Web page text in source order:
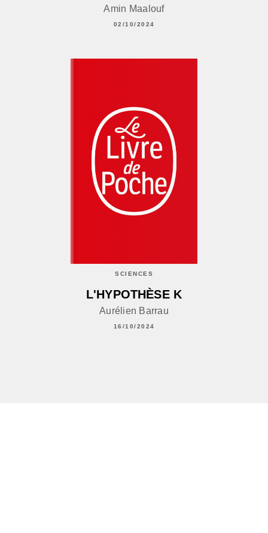
Amin Maalouf
02/10/2024
SCIENCES
L'HYPOTHÈSE K
Aurélien Barrau
16/10/2024